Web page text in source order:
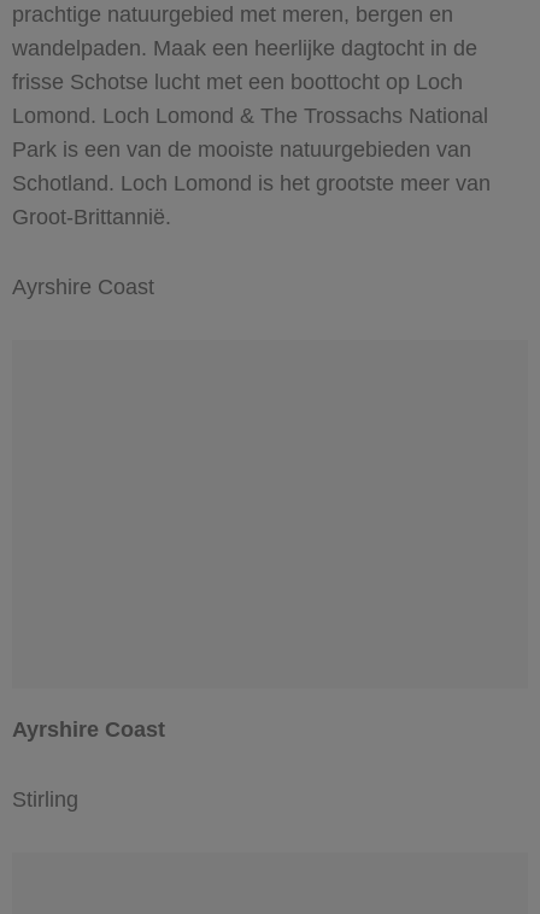
prachtige natuurgebied met meren, bergen en
wandelpaden. Maak een heerlijke dagtocht in de
frisse Schotse lucht met een boottocht op Loch
Lomond. Loch Lomond & The Trossachs National
Park is een van de mooiste natuurgebieden van
Schotland. Loch Lomond is het grootste meer van
Groot-Brittannië.
Ayrshire Coast
Ayrshire Coast
Stirling